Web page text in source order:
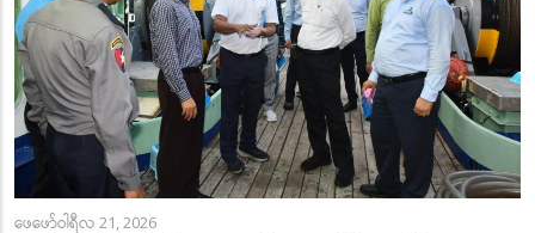
ဖေဖော်ဝါရီလ 21, 2026